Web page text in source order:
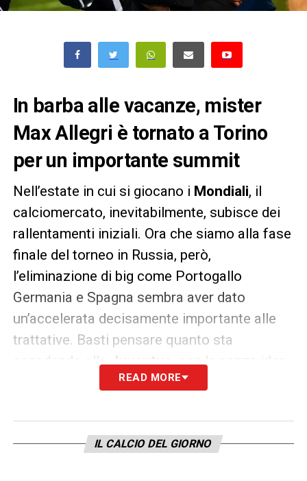
In barba alle vacanze, mister
Max Allegri è tornato a Torino
per un importante summit
Nell’estate in cui si giocano i Mondiali, il
calciomercato, inevitabilmente, subisce dei
rallentamenti iniziali. Ora che siamo alla fase
finale del torneo in Russia, però,
l’eliminazione di big come Portogallo
Germania e Spagna sembra aver dato
un’accelerata decisamente importante alle
trattative. Basti pensare quanto sta
accadendo allaJuventus, con la pazza idea
Cristiano Ronaldo
recentemente e che potrebbe davvero
stravolgere la programmazione del club
READ MORE
IL CALCIO DEL GIORNO